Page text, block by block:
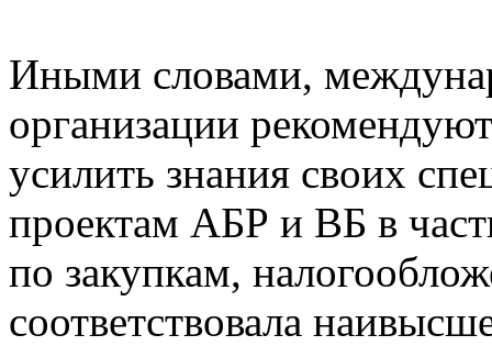
Иными словами,
организации
усилить знания своих
проектам АБР и ВБ в
по закупкам,
соответствовала